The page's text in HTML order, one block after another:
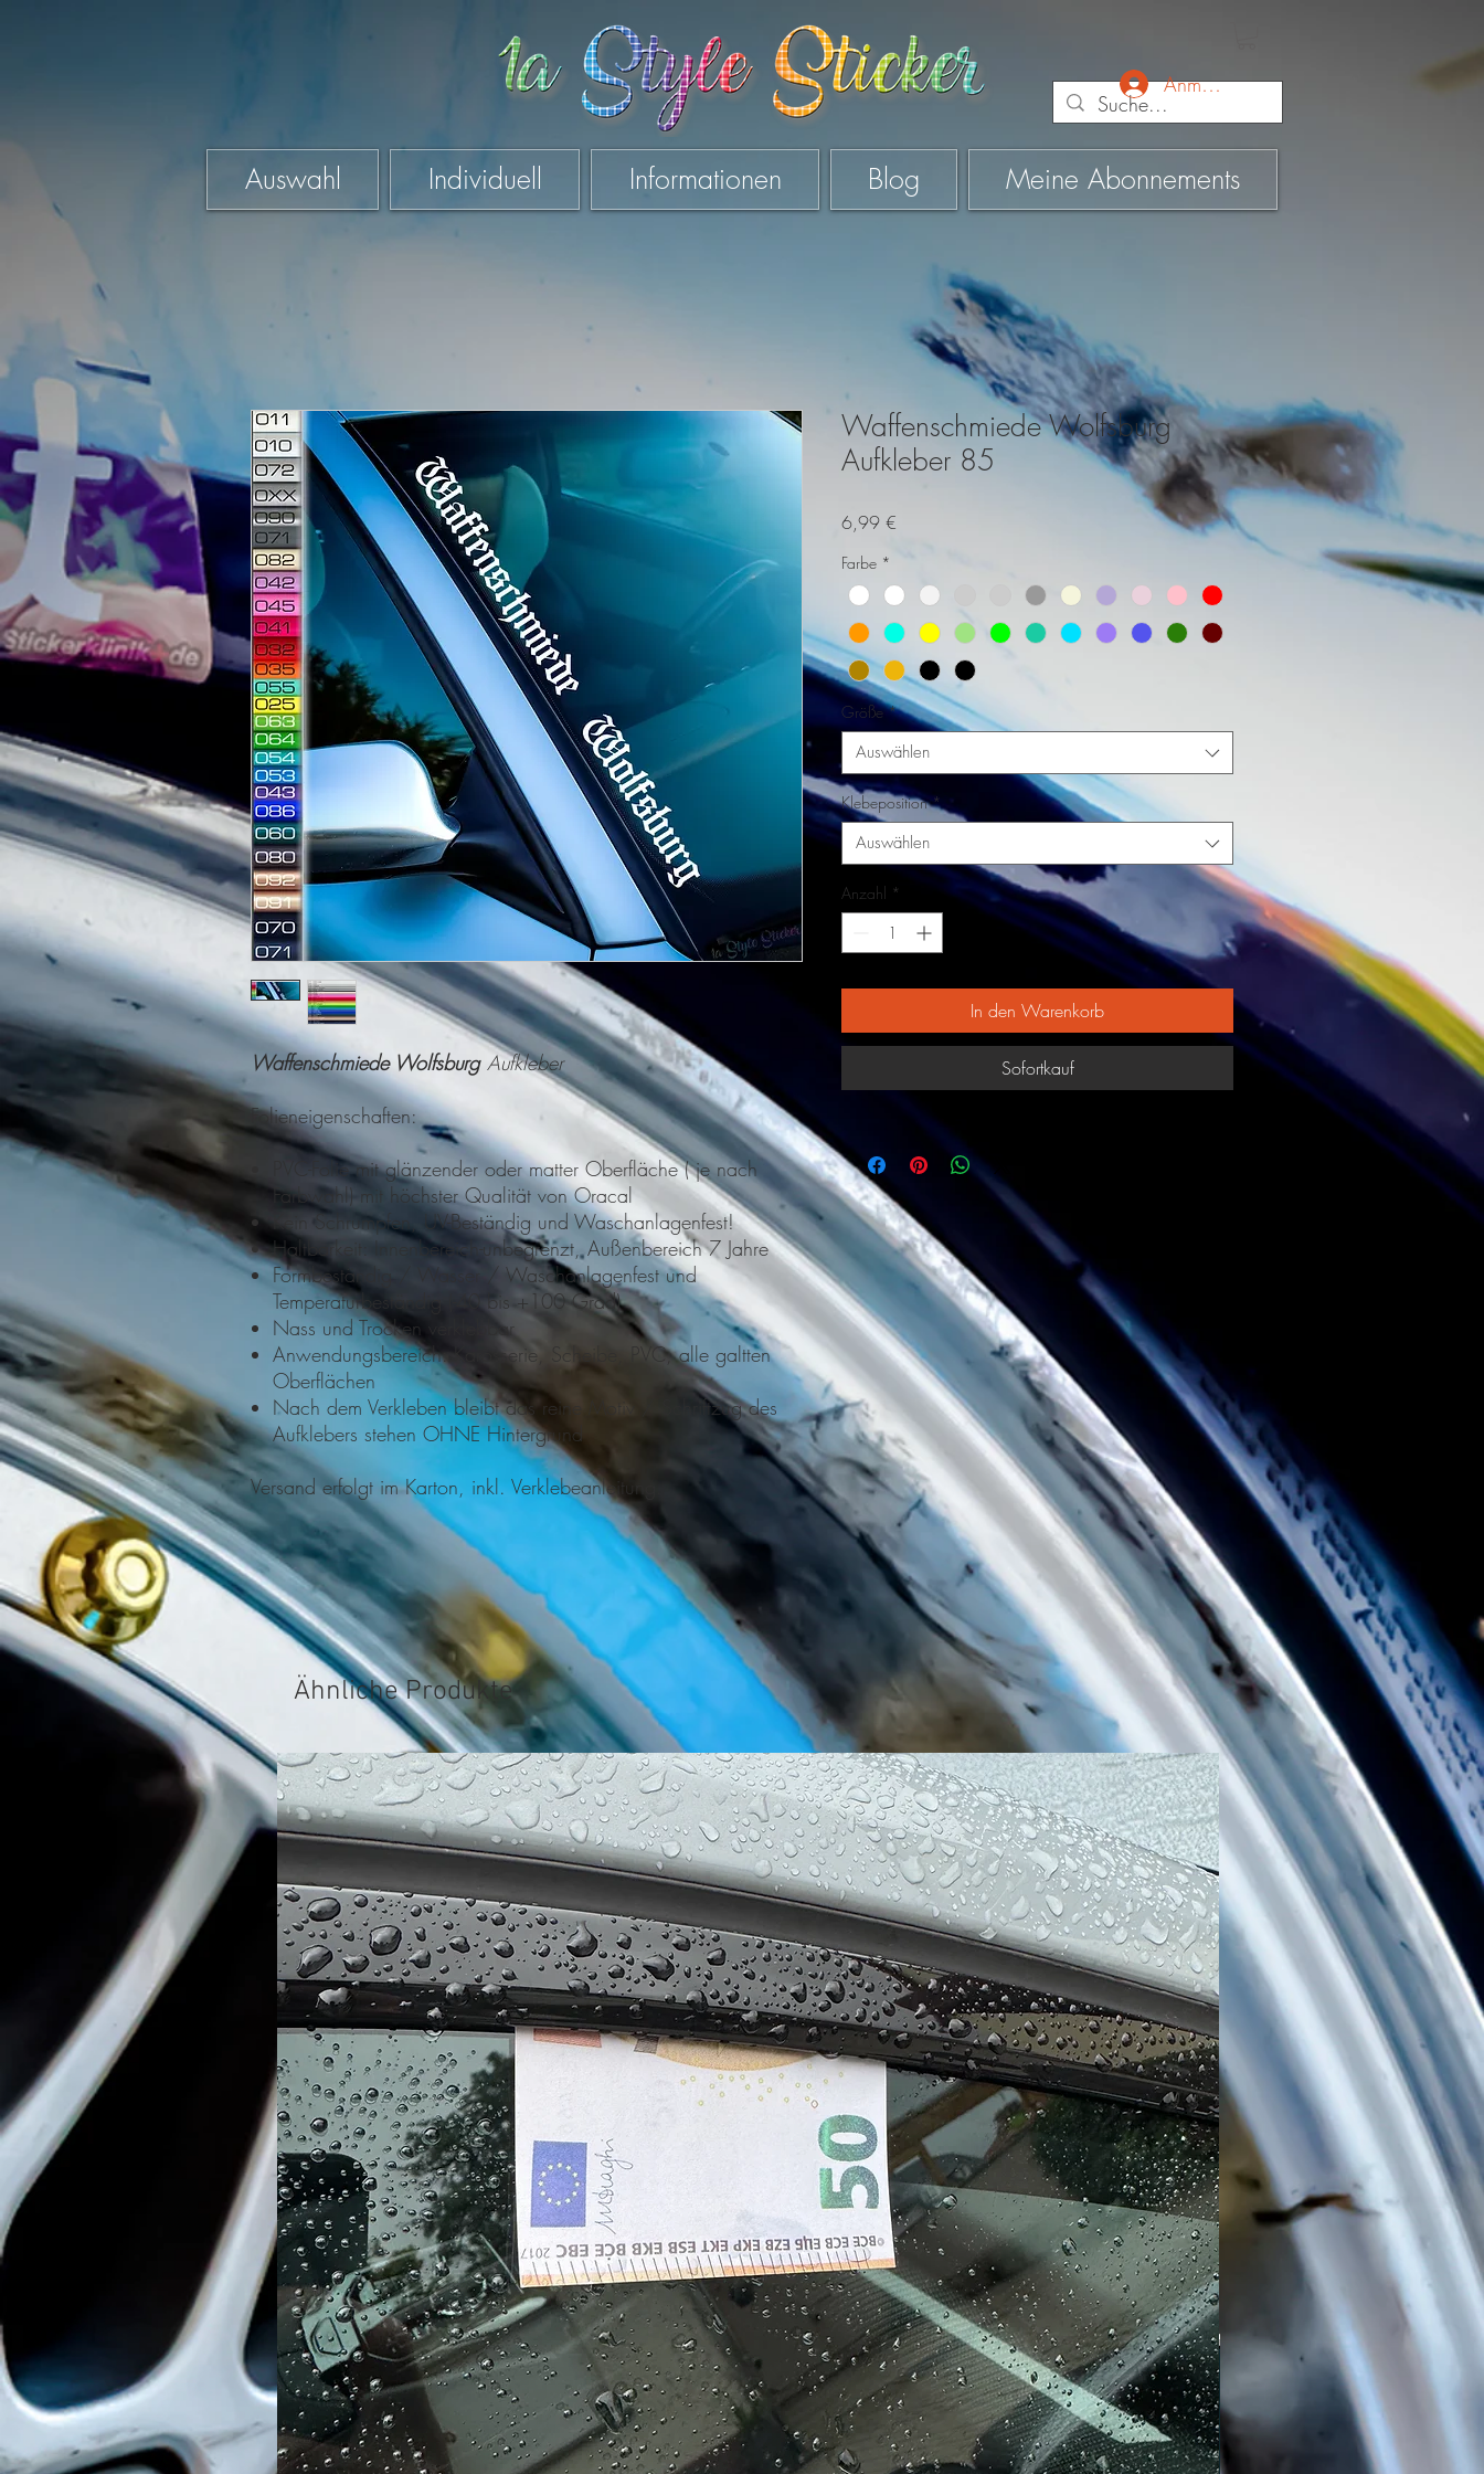
Anmelden
Auswahl Individuell Informationen Blog Meine Abonnements
Waffenschmiede Wolfsburg Aufkleber
Folieneigenschaften:
PVC-Folie mit glänzender oder matter Oberfläche ( je nach
Farbwahl) mit höchster Qualität von Oracal
Kein Schrumpfen, UV-Beständig und Waschanlagenfest!
Haltbarkeit: Innenbereich-unbegrenzt, Außenbereich 7 Jahre
Formbeständig / Wasser / Waschanlagenfest und
Temperaturbeständig (-40 bis +100 Grad)
Nass und Trocken verklebbar
Anwendungsbereich: Karosserie, Scheibe, PVC, alle galtten
Oberflächen
Nach dem Verkleben bleibt das reine Motiv / Schriftzug des
Aufklebers stehen OHNE Hintergrund
Versand erfolgt im Karton, inkl. Verklebeanleitung.
Waffenschmiede Wolfsburg
Aufkleber 85
6,99 €
Farbe *
Größe *
Auswählen
Klebeposition *
Auswählen
Anzahl *
In den Warenkorb
Sofortkauf
Ähnliche Produkte